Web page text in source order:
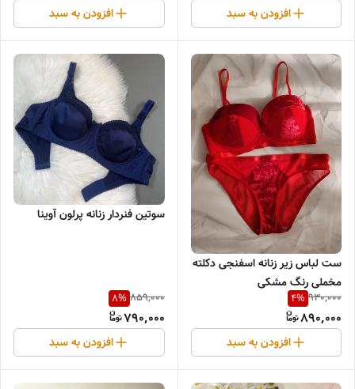
افزودن به سبد افزودن به سبد
ست لباس زیر زنانه اسفنجی دکلته
مخملی رنگ مشکی
930,000
4%
890,000
افزودن به سبد
سوتین فنردار زنانه پرلون آوینا
859,000
8%
790,000
افزودن به سبد